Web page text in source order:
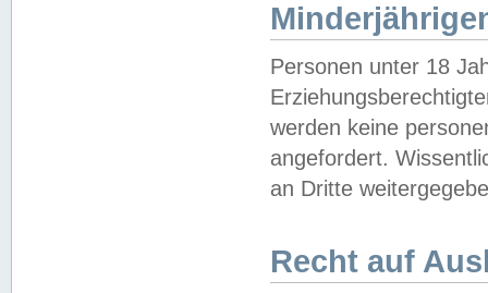
Personen unter 18
werden keine
angefordert.
an Dritte
Recht auf